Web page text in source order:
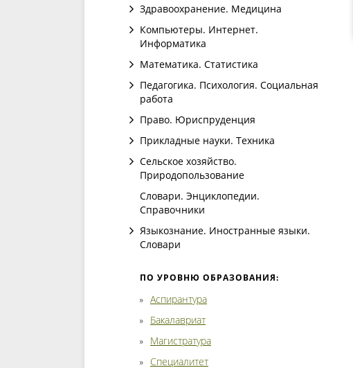
Здравоохранение. Медицина
Компьютеры. Интернет.
Информатика
Математика. Статистика
Педагогика. Психология. Социальная
работа
Право. Юриспруденция
Прикладные науки. Техника
Сельское хозяйство.
Природопользование
Словари. Энциклопедии.
Справочники
Языкознание. Иностранные языки.
Словари
ПО УРОВНЮ ОБРАЗОВАНИЯ:
Аспирантура
Бакалавриат
Магистратура
Специалитет